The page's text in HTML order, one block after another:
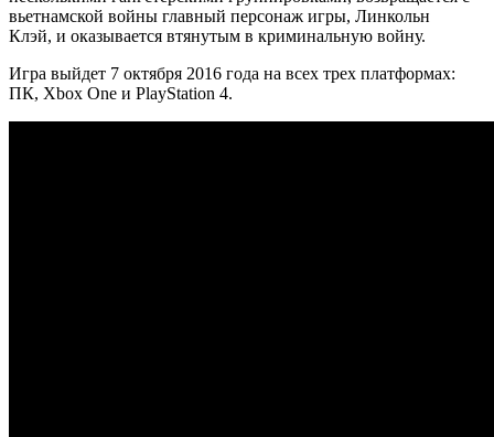
вьетнамской войны главный персонаж игры, Линкольн
Клэй, и оказывается втянутым в криминальную войну.
Игра выйдет 7 октября 2016 года на всех трех платформах:
ПК, Xbox One и PlayStation 4.